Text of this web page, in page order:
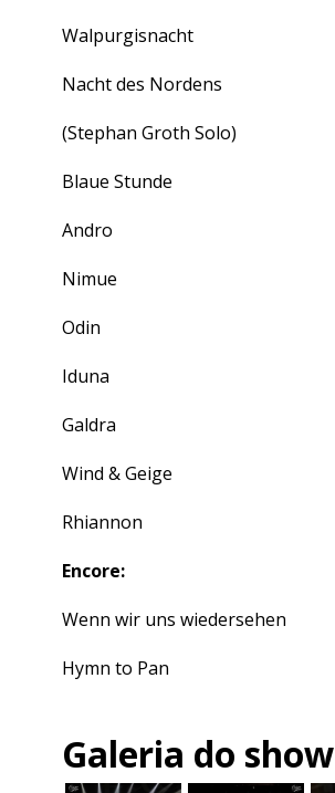
Walpurgisnacht
Nacht des Nordens
(Stephan Groth Solo)
Blaue Stunde
Andro
Nimue
Odin
Iduna
Galdra
Wind & Geige
Rhiannon
Encore:
Wenn wir uns wiedersehen
Hymn to Pan
Galeria do show